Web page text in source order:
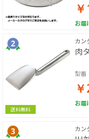
お届
送料無料
カン
肉
型番
お届
カン